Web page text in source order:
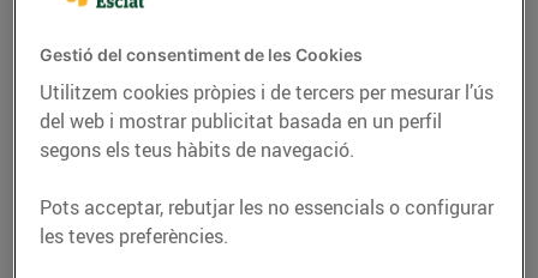
Gestió del consentiment de les Cookies
Utilitzem cookies pròpies i de tercers per mesurar l’ús
del web i mostrar publicitat basada en un perfil
segons els teus hàbits de navegació.
Pots acceptar, rebutjar les no essencials o configurar
les teves preferències.